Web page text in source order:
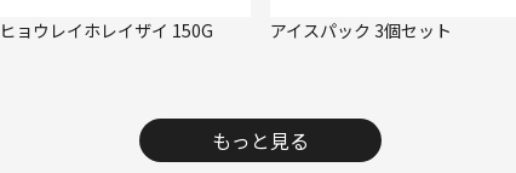
ョウレイホレイザイ 150G アイスパック 3個セット
もっと見る